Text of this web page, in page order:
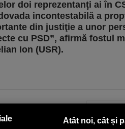
doi reprezentanţi aiîn
incontestabilă a
din justiţie a unor
cu PSD”, afirmă fostul
Ion (USR).
Atât noi, cât și